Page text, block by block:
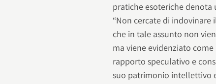
pratiche esoteriche denota
“Non cercate di indovinare
che in tale assunto non
ma viene evidenziato
rapporto speculativo e
suo patrimonio intellettivo